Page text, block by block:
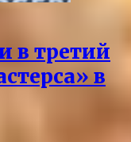
в третий
в